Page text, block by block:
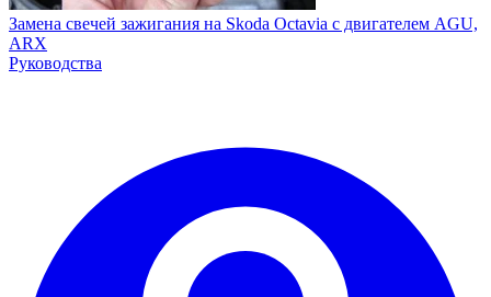
Замена свечей зажигания на Skoda Octavia с двигателем AGU,
ARX
Руководства